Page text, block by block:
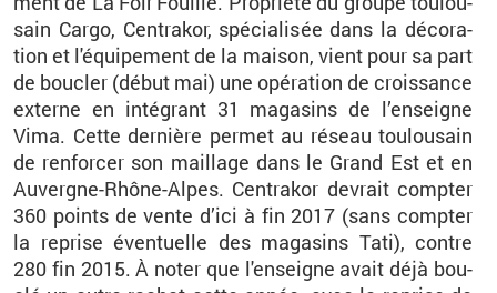
sain Cargo, Cen­tra­kor, spé­cia­li­sée dans la dé­co­ra­
tion et l'équi­pe­ment de la mai­son, vient pour sa part
de bou­cler (début mai) une opé­ra­tion de crois­sance
ex­terne en in­té­grant 31 ma­ga­sins de l’en­seigne
Vima. Cette der­nière per­met au ré­seau tou­lou­sain
de ren­for­cer son maillage dans le Grand Est et en
Au­vergne-Rhône-Alpes. Cen­tra­kor de­vrait comp­ter
360 points de vente d’ici à fin 2017 (sans comp­ter
la re­prise éven­tuelle des ma­ga­sins Tati), contre
280 fin 2015. À noter que l'en­seigne avait déjà bou­